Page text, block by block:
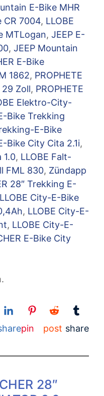
E-Bike MHR
CR 7004, LLOBE
MTLogan, JEEP E-
, JEEP Mountain
E-Bike
1862, PROPHETE
Zoll, PROPHETE
Elektro-City-
Bike Trekking
E-Bike
Bike City Cita 2.1i,
1.0, LLOBE Falt-
FML 830, Zündapp
28″ Trekking E-
LLOBE City-E-Bike
, LLOBE City-E-
, LLOBE City-E-
E-Bike City
pin post share
28″